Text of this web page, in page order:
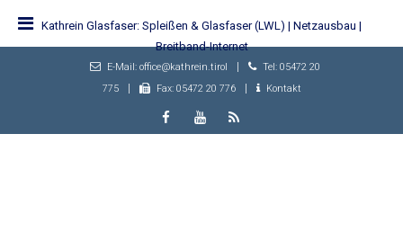
Kathrein Glasfaser: Spleißen & Glasfaser (LWL) | Netzausbau |
Breitband-Internet
E-Mail: office@kathrein.tirol
Tel: 05472 20
775
Fax: 05472 20 776 Kontakt